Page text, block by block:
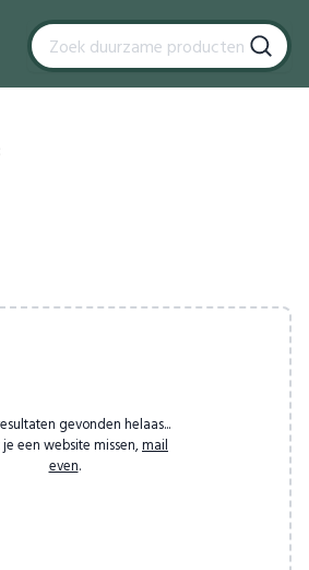
gevonden helaas...
een website missen, mail
even.